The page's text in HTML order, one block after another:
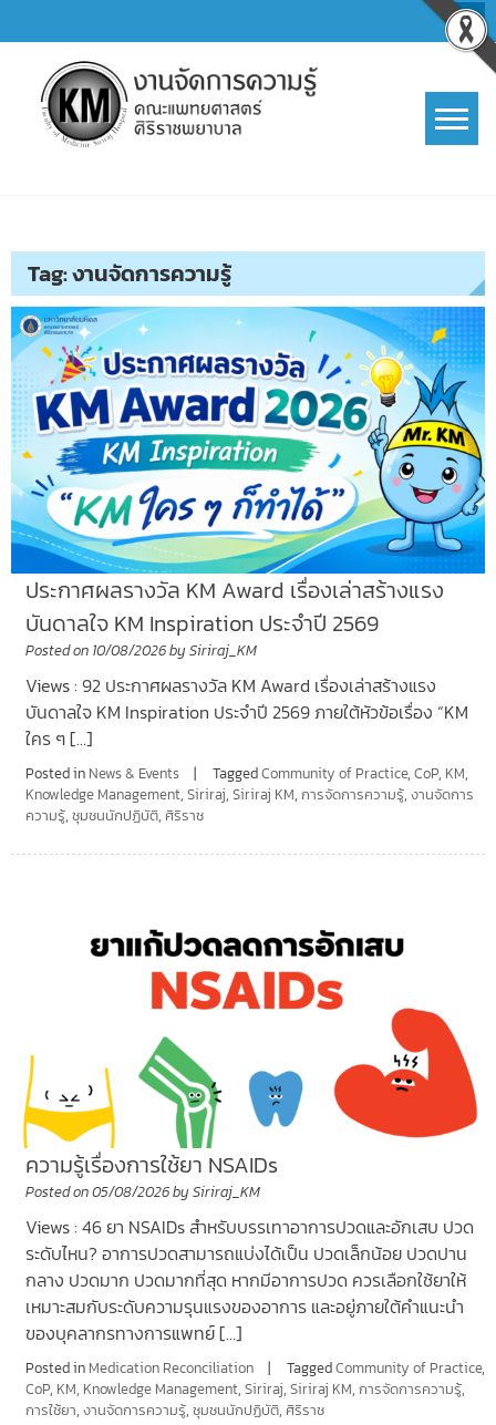
to
content
Tag:งานจัดการความรู้
ประกาศผลรางวัล KM Award เรื่องเล่าสร้างแรง
บันดาลใจ KM Inspiration ประจำปี 2569
Posted on 10/08/2026by Siriraj_KM
Views : 92 ประกาศผลรางวัล KM Award เรื่องเล่าสร้างแรง
บันดาลใจ KM Inspiration ประจำปี 2569 ภายใต้หัวข้อเรื่อง “KM
ใคร ๆ […]
Posted in News & Events TaggedCommunity of Practice, CoP, KM,
Knowledge Management, Siriraj, Siriraj KM, การจัดการความรู้, งานจัดการ
ความรู้, ชุมชนนักปฏิบัติ, ศิริราช
ความรู้เรื่องการใช้ยา NSAIDs
Posted on05/08/2026by Siriraj_KM
Views : 46 ยา NSAIDs สำหรับบรรเทาอาการปวดและอักเสบ ปวด
ระดับไหน? อาการปวดสามารถแบ่งได้เป็น ปวดเล็กน้อย ปวดปาน
กลาง ปวดมาก ปวดมากที่สุด หากมีอาการปวด ควรเลือกใช้ยาให้
เหมาะสมกับระดับความรุนแรงของอาการ และอยู่ภายใต้คำแนะนำ
ของบุคลากรทางการแพทย์ […]
Posted in Medication Reconciliation TaggedCommunity of Practice,
CoP, KM, Knowledge Management, Siriraj, Siriraj KM, การจัดการความรู้,
การใช้ยา, งานจัดการความรู้, ชุมชนนักปฏิบัติ, ศิริราช